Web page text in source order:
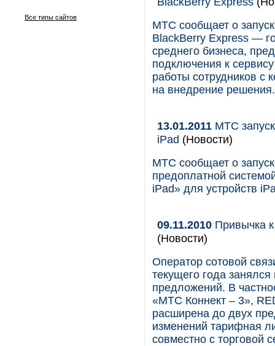
Все типы сайтов
МТС сообщает о
BlackBerry Express —
среднего бизнеса,
подключения к
работы сотрудников с
на внедрение решения.
13.01.2011 МТС
iPad (Новости)
МТС сообщает о
предоплатной
iPad» для устройств
09.11.2010 Привычка
(Новости)
Оператор сотовой
текущего года
предложений. В
«МТС Коннект – 3»,
расширена до двух
изменений тарифная
совместно с торговой